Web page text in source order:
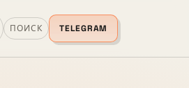
ПОИСК TELEGRAM